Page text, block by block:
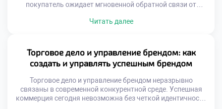
покупатель ожидает мгновенной обратной связи от
место диалогам онлайн. Социальные платформы стали
определяет лояльность аудитории. Игнорирование
комментариев равносильно потере клиентов. Бизнес
должен присутствовать там, где люди общаются. […]
Читать далее
Торговое дело и управление брендом: как
создать и управлять успешным брендом
Торговое дело и управление брендом неразрывно
связаны в современной конкурентной среде. Успешная
коммерция сегодня невозможна без четкой идентичности